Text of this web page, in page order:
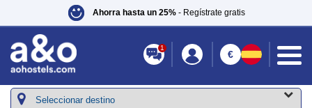
Ahorra hasta un 25%- Regístrate gratis
1
€